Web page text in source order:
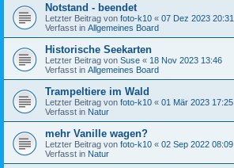
Notstand - beendet
Letzter Beitrag von foto-k10 « 07 Dez 2023 20:31
Verfasst in Allgemeines Board
Historische Seekarten
Letzter Beitrag von Suse « 18 Nov 2023 13:46
Verfasst in Allgemeines Board
Trampeltiere im Wald
Letzter Beitrag von foto-k10 « 01 Mär 2023 17:25
Verfasst in Natur
mehr Vanille wagen?
Letzter Beitrag von foto-k10 « 02 Sep 2022 08:09
Verfasst in Natur